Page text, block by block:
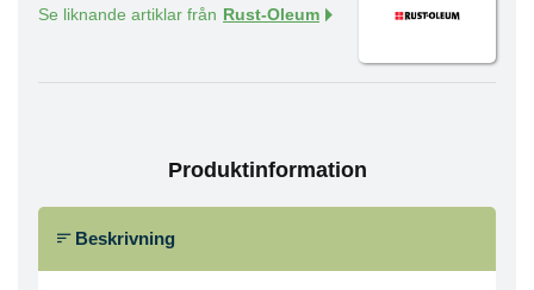
Se liknande artiklar från Rust-Oleum
Produktinformation
Beskrivning